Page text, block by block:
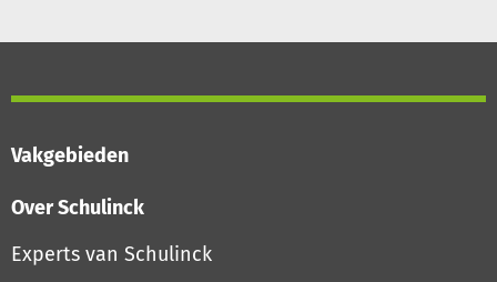
Vakgebieden
Over Schulinck
Experts van Schulinck